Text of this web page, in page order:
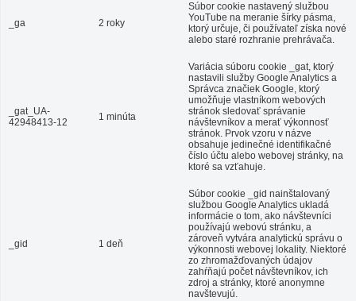
_ga 2 roky
Súbor cookie nastavený službou
YouTube na meranie šírky pásma,
ktorý určuje, či používateľ získa nové
alebo staré rozhranie prehrávača.
_gat_UA-
42948413-12
1 minúta
Variácia súboru cookie _gat, ktorý
nastavili služby Google Analytics a
Správca značiek Google, ktorý
umožňuje vlastníkom webových
stránok sledovať správanie
návštevníkov a merať výkonnosť
stránok. Prvok vzoru v názve
obsahuje jedinečné identifikačné
číslo účtu alebo webovej stránky, na
ktoré sa vzťahuje.
_gid 1 deň
Súbor cookie _gid nainštalovaný
službou Google Analytics ukladá
informácie o tom, ako návštevníci
používajú webovú stránku, a
zároveň vytvára analytickú správu o
výkonnosti webovej lokality. Niektoré
zo zhromažďovaných údajov
zahŕňajú počet návštevníkov, ich
zdroj a stránky, ktoré anonymne
navštevujú.